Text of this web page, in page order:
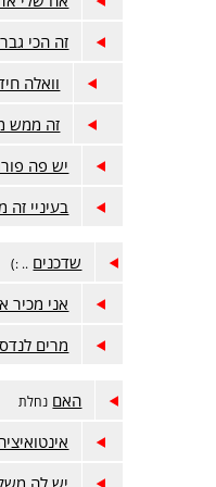
זה הכי
וואלה
זה ממש
יש פה
בעיניי
שדכנים .. :)
אני מכיר
מרים
האם נחלת
יש לה